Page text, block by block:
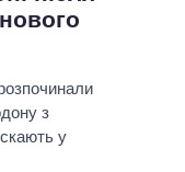
з
у